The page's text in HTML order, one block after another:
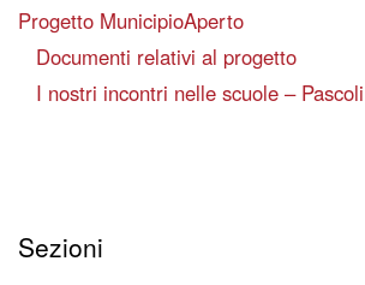
Progetto MunicipioAperto
Documenti relativi al progetto
I nostri incontri nelle scuole – Pascoli
Sezioni